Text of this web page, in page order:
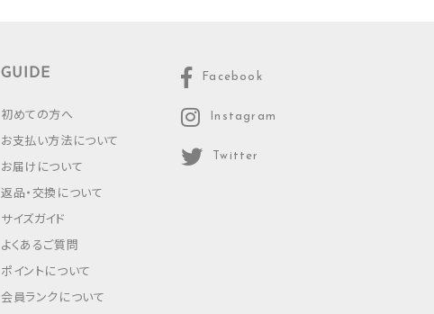
GUIDE
初めての方へ
お支払い方法について
お届けについて
返品・交換について
サイズガイド
よくあるご質問
ポイントについて
会員ランクについて
Facebook
Instagram
Twitter